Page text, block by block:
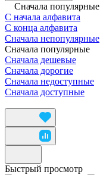
Сначала популярные
С начала алфавита
С конца алфавита
Сначала непопулярные
Сначала популярные
Сначала дешевые
Сначала дорогие
Сначала недоступные
Сначала доступные
Быстрый просмотр